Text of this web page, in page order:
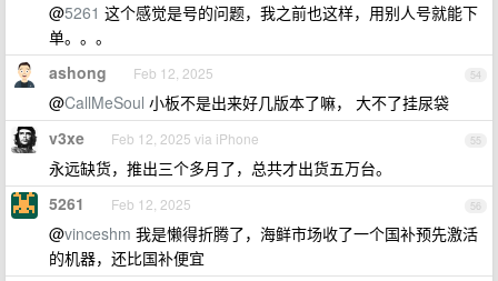
@5261 这个感觉是号的问题，我之前也这样，用别人号就能下
单。。。
54
ashong Feb 12, 2025
@CallMeSoul 小板不是出来好几版本了嘛， 大不了挂尿袋
55
v3xe Feb 12, 2025 via iPhone
永远缺货，推出三个多月了，总共才出货五万台。
56
5261 Feb 12, 2025
@vinceshm 我是懒得折腾了，海鲜市场收了一个国补预先激活
的机器，还比国补便宜